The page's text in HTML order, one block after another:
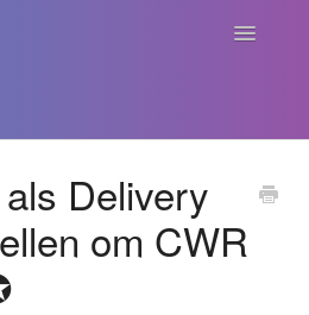
Navigatie
voor Creators
voor Labels
Delivery
om CWR